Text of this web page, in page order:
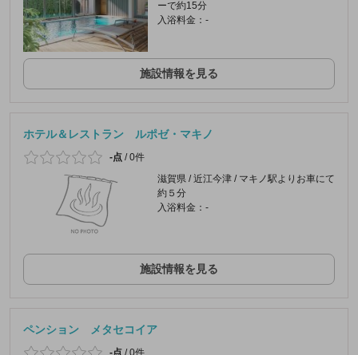
ーで約15分
入浴料金：-
施設情報を見る
ホテル＆レストラン ルポゼ・マキノ
-点 /0件
滋賀県 / 近江今津 / マキノ駅よりお車にて
約５分
入浴料金：-
施設情報を見る
ペンション メタセコイア
-点 /0件